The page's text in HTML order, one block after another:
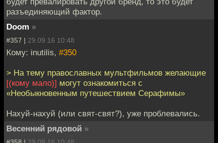
разъединяющий фактор.
Doom »
#357 | 29.09.16 10:48
Кому: inutilis, #350
> На тему православных мультфильмов желающие
[(кому мало)] могут ознакомиться с
«Необыкновенным путешествием Серафимы»
Нахуй-нахуй (или свят-свят?), уже проблевались.
Весенний рядовой »